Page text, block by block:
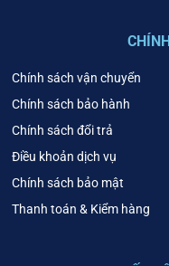
Chính sách vận chuyển
Chính sách bảo hành
Chính sách đổi trả
Điều khoản dịch vụ
Chính sách bảo mật
Thanh toán & Kiểm hàng